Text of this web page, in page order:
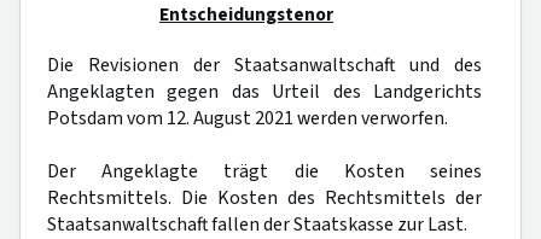
Entscheidungstenor
Die Revisionen der Staatsanwaltschaft und des
Angeklagten gegen das Urteil des Landgerichts
Potsdam vom 12. August 2021 werden verworfen.
Der Angeklagte trägt die Kosten seines
Rechtsmittels. Die Kosten des Rechtsmittels der
Staatsanwaltschaft fallen der Staatskasse zur Last.